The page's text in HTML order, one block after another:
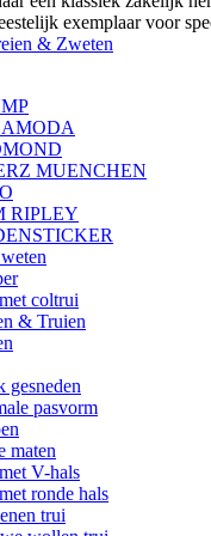
exemplaar voor
& Zweten
MUENCHEN
RIPLEY
coltrui
& Truien
gesneden
pasvorm
maten
V-hals
ronde hals
trui